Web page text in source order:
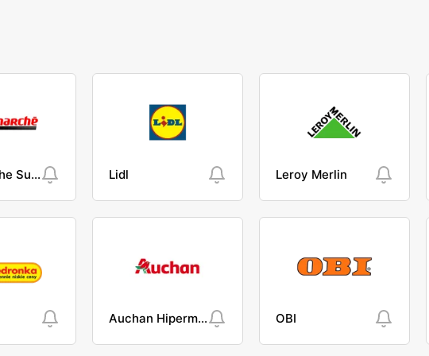
Intermarche Super Lidl Leroy Merlin
Auchan Hipermarket OBI